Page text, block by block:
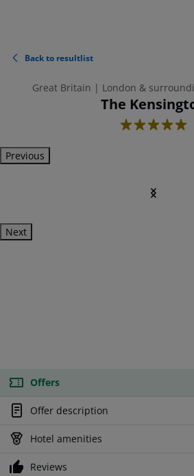
Back to resultlist
Great Britain | London &
The
5
Previous
Next
Offers
Offer description
Hotel amenities
Reviews